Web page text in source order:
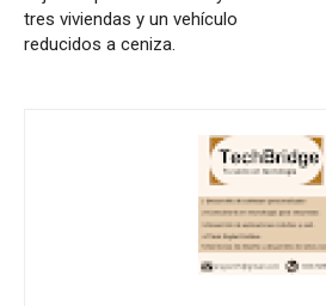
tres viviendas y un vehículo
reducidos a ceniza.